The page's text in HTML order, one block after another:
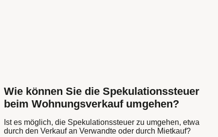
Wie können Sie die Spekulationssteuer
beim Wohnungsverkauf umgehen?
Ist es möglich, die Spekulationssteuer zu umgehen, etwa
durch den Verkauf an Verwandte oder durch Mietkauf?